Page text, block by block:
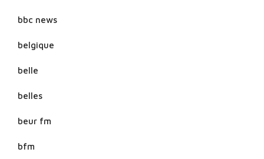
bbc news
belgique
belle
belles
beur fm
bfm